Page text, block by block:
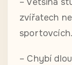
zvířatech
sportovcích.
– Chybí